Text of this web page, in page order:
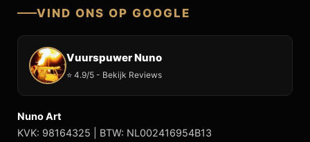
VIND ONS OP GOOGLE
Vuurspuwer Nuno
⭐ 4.9/5 - Bekijk Reviews
Nuno Art
KVK: 98164325 | BTW: NL002416954B13